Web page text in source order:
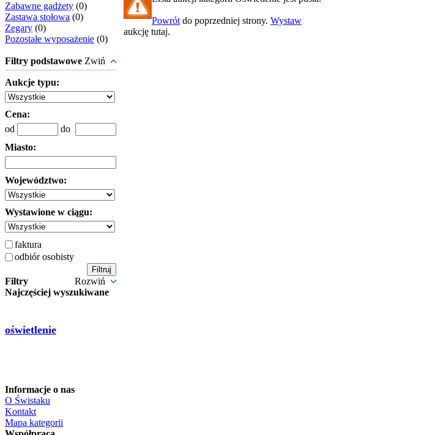
Zabawne gadżety (0)
Zastawa stołowa (0)
Zegary (0)
Pozostałe wyposażenie (0)
Filtry podstawowe Zwiń
Aukcje typu:
Cena:
od
do
Miasto:
Województwo:
Wystawione w ciągu:
faktura
odbiór osobisty
Filtry
Rozwiń
Najczęściej wyszukiwane
oświetlenie
Powrót do poprzedniej strony. Wystaw
aukcję tutaj.
Informacje o nas
O Świstaku
Kontakt
Mapa kategorii